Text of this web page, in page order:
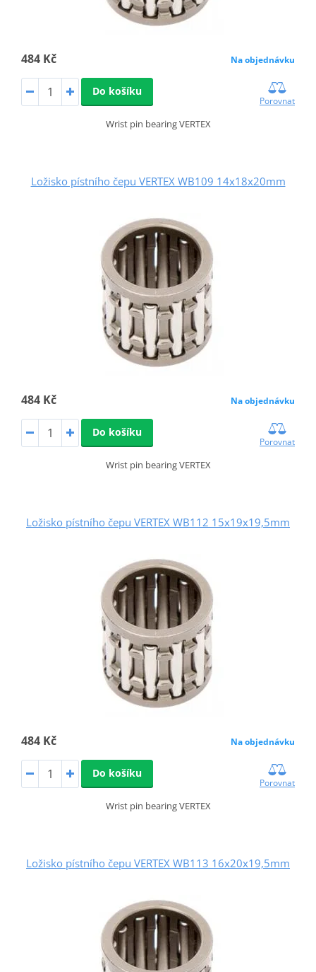
484 Kč Na objednávku
Do košíku
Porovnat
Wrist pin bearing VERTEX
Ložisko pístního čepu VERTEX WB109 14x18x20mm
484 Kč Na objednávku
Do košíku
Porovnat
Wrist pin bearing VERTEX
Ložisko pístního čepu VERTEX WB112 15x19x19,5mm
484 Kč Na objednávku
Do košíku
Porovnat
Wrist pin bearing VERTEX
Ložisko pístního čepu VERTEX WB113 16x20x19,5mm